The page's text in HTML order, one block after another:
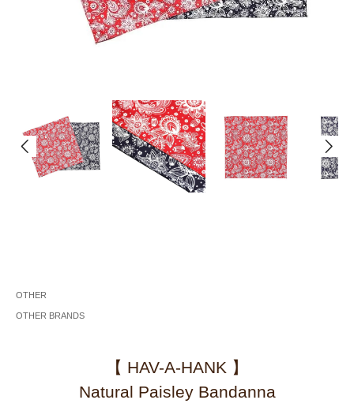
OTHER
OTHER BRANDS
【 HAV-A-HANK 】
Natural Paisley Bandanna